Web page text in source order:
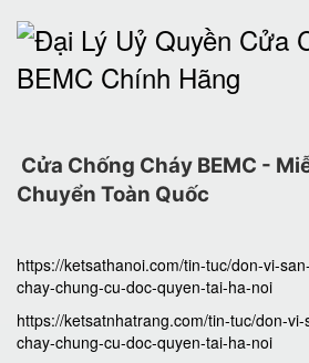
Cửa Chống Cháy BEMC -
Chuyển Toàn Quốc
https://ketsathanoi.com/tin-tuc/don-vi-
chay-chung-cu-doc-quyen-tai-ha-noi
https://ketsatnhatrang.com/tin-tuc/don-
chay-chung-cu-doc-quyen-tai-ha-noi